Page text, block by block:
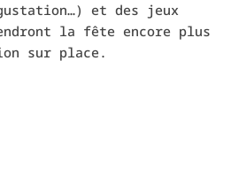
et des jeux
la fête encore plus
sur place.